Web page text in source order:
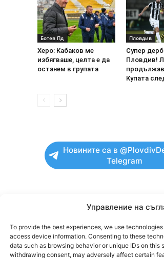
Управление на
To provide the best experiences, we use
access device information. Consenting to these
data such as browsing behavior or unique IDs on this
withdrawing consent, may adversely affect certain
Ботев Пд
Херо: Кабаков ме
избягваше, целта е да
останем в групата
Пловдив
Супер
Пловдив!
Купата
Новините са в
Telegram
FOLLOW US